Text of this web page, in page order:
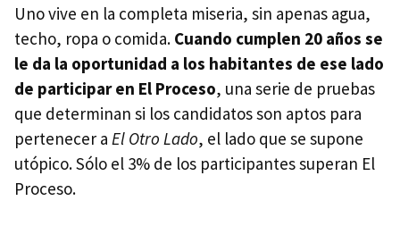
Uno vive en la completa miseria, sin apenas agua,
techo, ropa o comida. Cuando cumplen 20 años se
le da la oportunidad a los habitantes de ese lado
de participar en El Proceso, una serie de pruebas
que determinan si los candidatos son aptos para
pertenecer a El Otro Lado, el lado que se supone
utópico. Sólo el 3% de los participantes superan El
Proceso.